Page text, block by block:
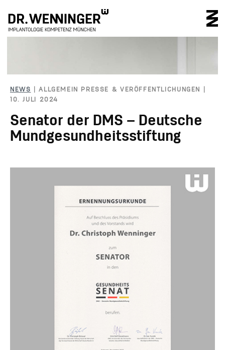
NEWS | ALLGEMEIN PRESSE & VERÖFFENTLICHUNGEN |
10. JULI 2024
Senator der DMS – Deutsche
Mundgesundheitsstiftung